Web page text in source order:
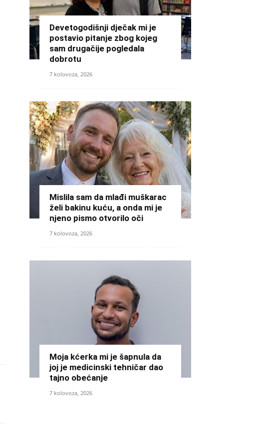
Devetogodišnji dječak mi je
postavio pitanje zbog kojeg
sam drugačije pogledala
dobrotu
7 kolovoza, 2026
Mislila sam da mlađi muškarac
želi bakinu kuću, a onda mi je
njeno pismo otvorilo oči
7 kolovoza, 2026
Moja kćerka mi je šapnula da
joj je medicinski tehničar dao
tajno obećanje
7 kolovoza, 2026